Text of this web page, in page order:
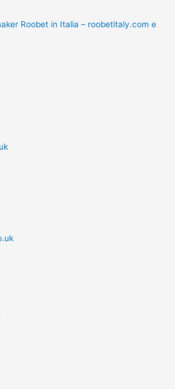
Roobet in Italia – roobetitaly.com e